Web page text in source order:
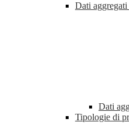
Dati
Dati
Tipologie di